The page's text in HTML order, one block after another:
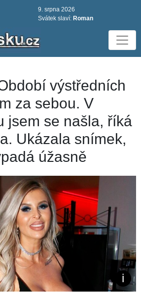
9. srpna 2026
Svátek slaví: Roman
výstředních
za sebou. V
jsem se našla, říká
Ukázala snímek,
úžasně